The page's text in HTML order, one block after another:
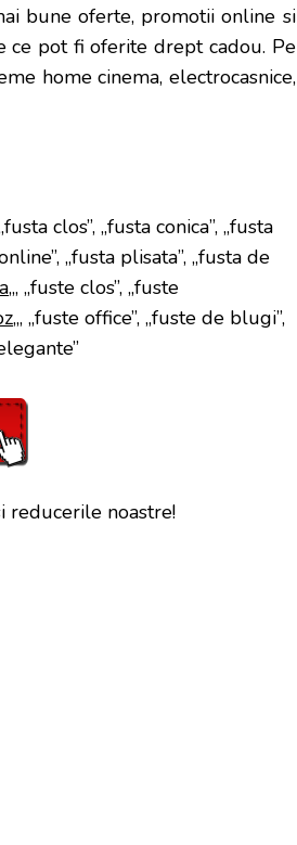
bune oferte, promotii online si
ce pot fi oferite drept cadou. Pe
home cinema, electrocasnice,
clos”, „fusta conica”, „fusta
„fusta plisata”, „fusta de
„, „fuste clos”, „fuste
„, „fuste office”, „fuste de blugi”,
reducerile noastre!